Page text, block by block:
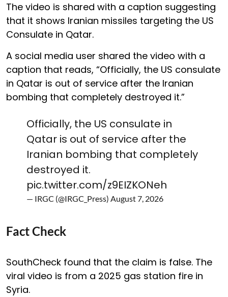
The video is shared with a caption suggesting
that it shows Iranian missiles targeting the US
Consulate in Qatar.
A social media user shared the video with a
caption that reads, “Officially, the US consulate
in Qatar is out of service after the Iranian
bombing that completely destroyed it.”
Officially, the US consulate in
Qatar is out of service after the
Iranian bombing that completely
destroyed it.
pic.twitter.com/z9EIZKONeh
— IRGC (@IRGC_Press) August 7, 2026
Fact Check
SouthCheck found that the claim is false. The
viral video is from a 2025 gas station fire in
Syria.